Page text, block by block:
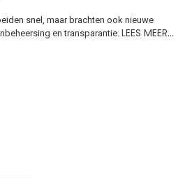
snel, maar brachten ook nieuwe
en transparantie. LEES MEER…